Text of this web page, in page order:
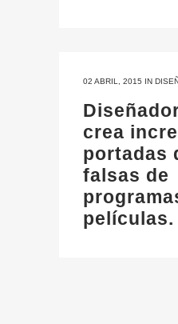
02 ABRIL, 2015 IN
crea
portadas
falsas de
películas.